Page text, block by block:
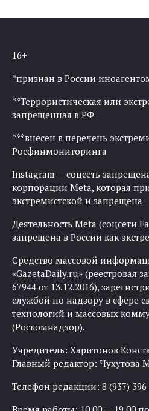
16+
*признан в России
**Террористическая или
запрещенная в РФ
***внесен в перечень
Росфинмониторинга
Instagram — соцсеть
корпорации Meta, которая
экстремистской и запрещена
Деятельность Meta (соцсети
запрещена в России как
Средство массовой
«GazetaDaily.ru» (реестровая
67944 от 13.12.2016),
службой по надзору в сфере
технологий и массовых
(Роскомнадзор).
Учредитель: Харитонов
Главный редактор: Чухутова
Телефон редакции: 8 (937)